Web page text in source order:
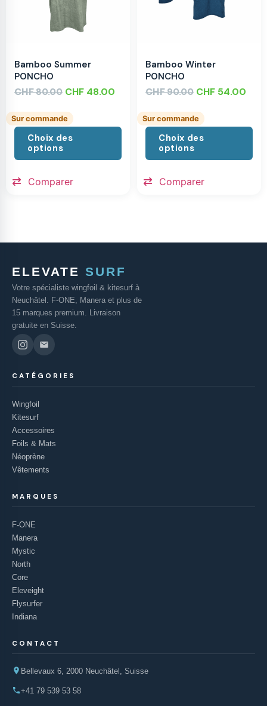
Bamboo Summer
PONCHO
CHF80.00 CHF 48.00
Sur commande
Choix des
options
Comparer
Bamboo Winter
PONCHO
CHF90.00 CHF 54.00
Sur commande
Choix des
options
Comparer
ELEVATE SURF
Votre spécialiste wingfoil & kitesurf à
Neuchâtel. F-ONE, Manera et plus de
15 marques premium. Livraison
gratuite en Suisse.
CATÉGORIES
Wingfoil
Kitesurf
Accessoires
Foils & Mats
Néoprène
Vêtements
MARQUES
F-ONE
Manera
Mystic
North
Core
Eleveight
Flysurfer
Indiana
CONTACT
Bellevaux 6, 2000 Neuchâtel, Suisse
+41 79 539 53 58